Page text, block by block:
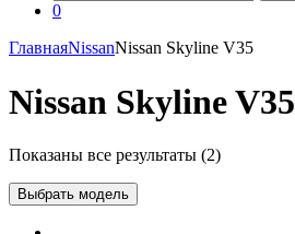
0
ГлавнаяNissanNissan Skyline V35
Nissan Skyline V35
Показаны все результаты (2)
Выбрать модель